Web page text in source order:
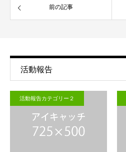
前の記事
活動報告
活動報告カテゴリー２